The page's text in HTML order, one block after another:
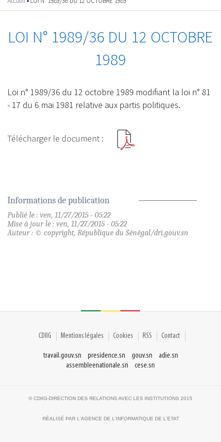
Vous êtes ici
LOI N° 1989/36 DU 12 OCTOBRE
1989
Loi n° 1989/36 du 12 octobre 1989 modifiant la loi n° 81
- 17 du 6 mai 1981 relative aux partis politiques.
Informations de publication
Publié le : ven, 11/27/2015 - 05:22
Mise à jour le : ven, 11/27/2015 - 05:22
Auteur : © copyright, République du Sénégal/dri.gouv.sn
CDIIG Mentions légales Cookies RSS Contact
travail.gouv.sn presidence.sn gouv.sn
adie.sn
assembleenationale.sn
cese.sn
© CDIIG-DIRECTION DES RELATIONS AVEC LES INSTITUTIONS 2015
RÉALISÉ PAR L'AGENCE DE L'INFORMATIQUE DE L'ETAT